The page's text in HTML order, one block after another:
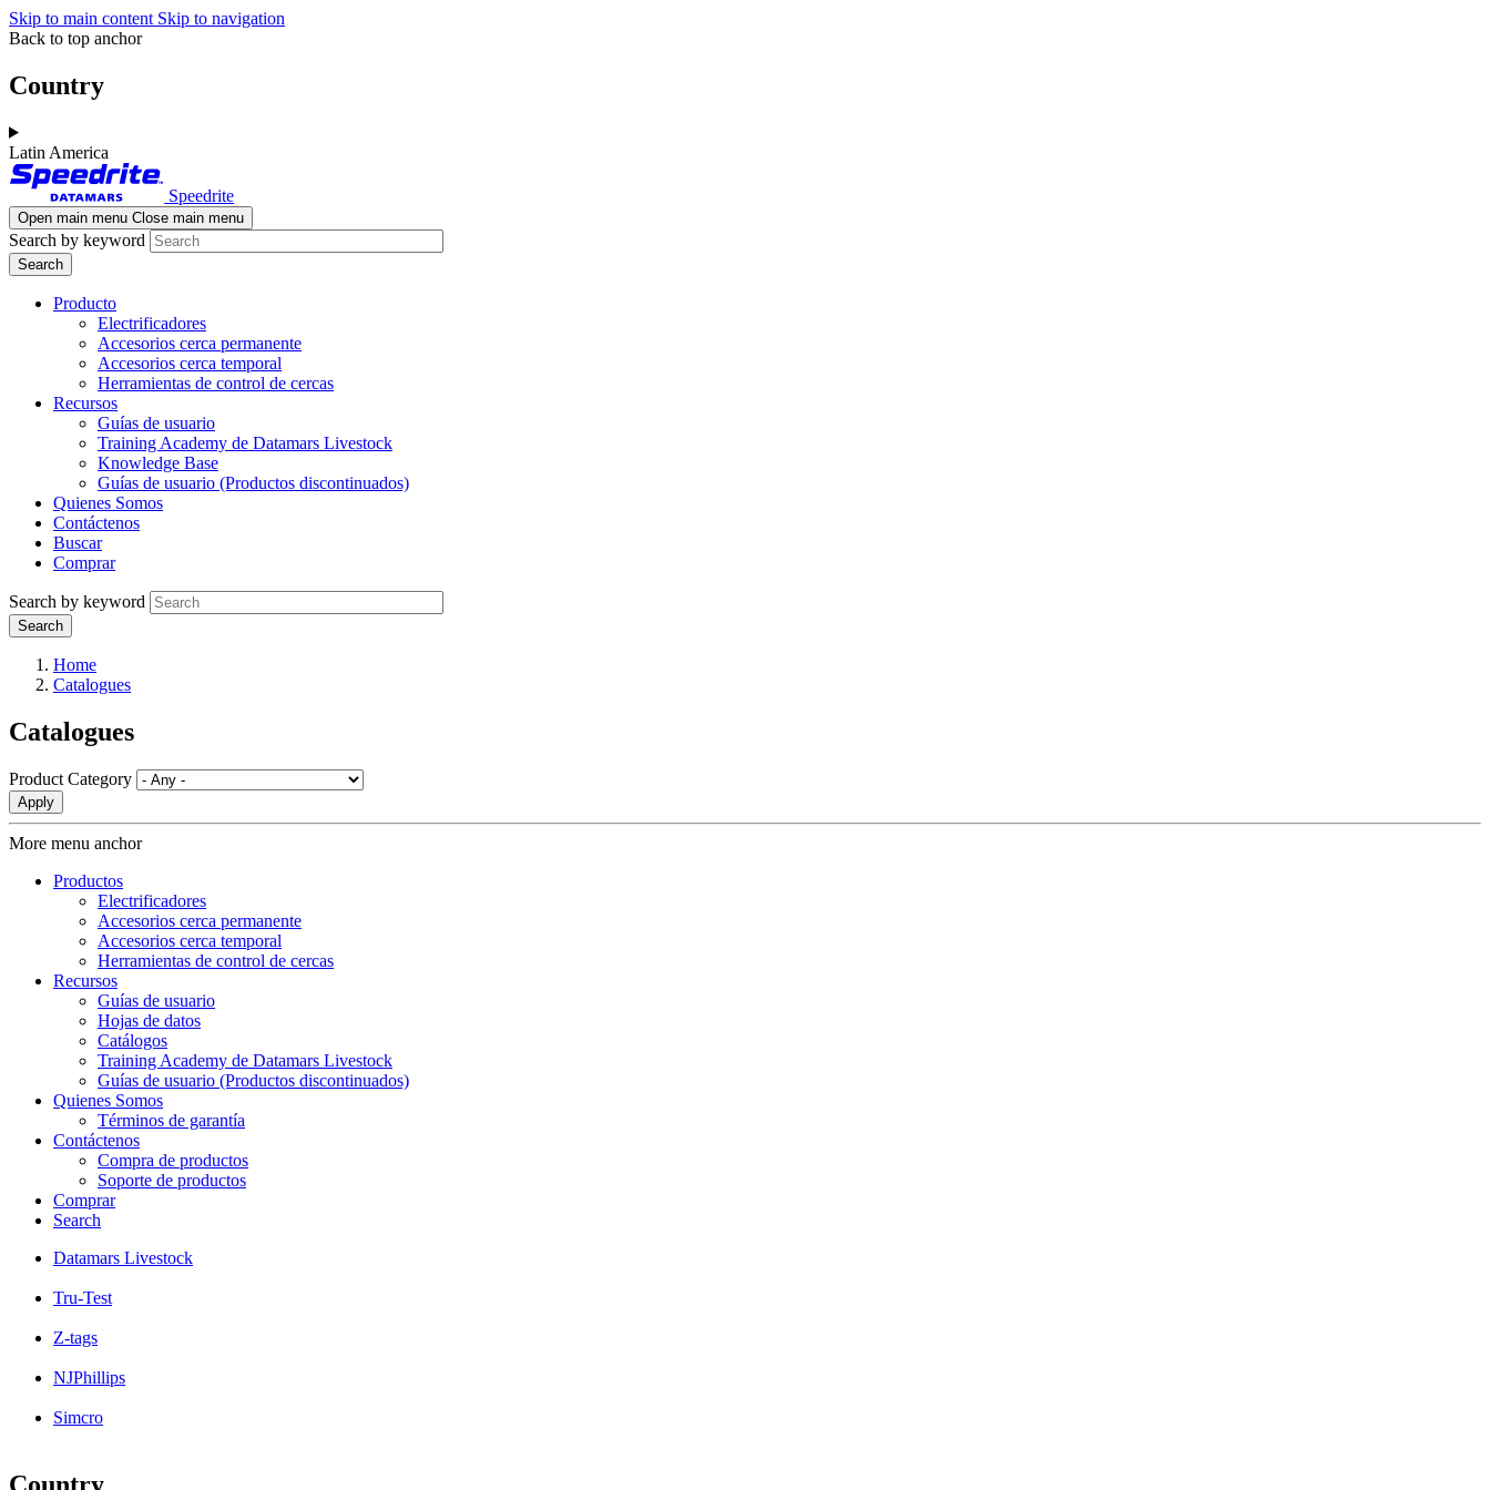
Skip to main content Skip to navigation
Back to top anchor
Country
Latin America
Speedrite
Open main menu Close main menu
Search by keyword
Producto
Electrificadores
Accesorios cerca permanente
Accesorios cerca temporal
Herramientas de control de cercas
Recursos
Guías de usuario
Training Academy de Datamars Livestock
Knowledge Base
Guías de usuario (Productos discontinuados)
Quienes Somos
Contáctenos
Buscar
Comprar
Search by keyword
Home
Catalogues
Catalogues
Product Category
More menu anchor
Productos
Electrificadores
Accesorios cerca permanente
Accesorios cerca temporal
Herramientas de control de cercas
Recursos
Guías de usuario
Hojas de datos
Catálogos
Training Academy de Datamars Livestock
Guías de usuario (Productos discontinuados)
Quienes Somos
Términos de garantía
Contáctenos
Compra de productos
Soporte de productos
Comprar
Search
Datamars Livestock
Tru-Test
Z-tags
NJPhillips
Simcro